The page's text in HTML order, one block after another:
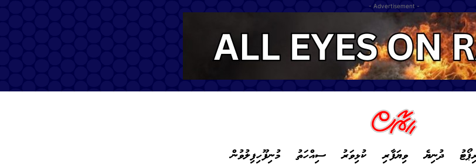
- Advertisement -
މުނިފޫހިފިލުވުން ސިއްހަތު ކުޅިވަރު ވިޔަފާރި ދުނިޔެ